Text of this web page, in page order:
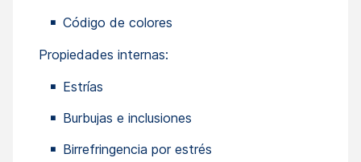
Código de colores
Propiedades internas:
Estrías
Burbujas e inclusiones
Birrefringencia por estrés